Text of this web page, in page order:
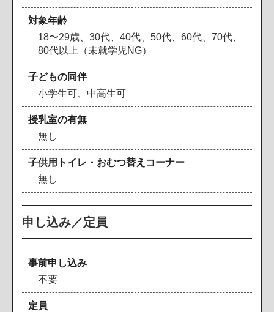
対象年齢
18〜29歳、30代、40代、50代、60代、70代、
80代以上（未就学児NG）
子どもの同伴
小学生可、中高生可
授乳室の有無
無し
子供用トイレ・おむつ替えコーナー
無し
申し込み／定員
事前申し込み
不要
定員